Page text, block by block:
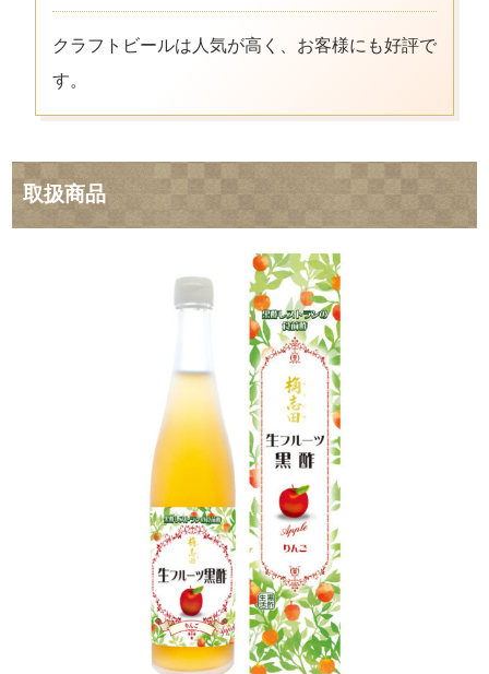
クラフトビールは人気が高く、お客様にも好評で
す。
取扱商品